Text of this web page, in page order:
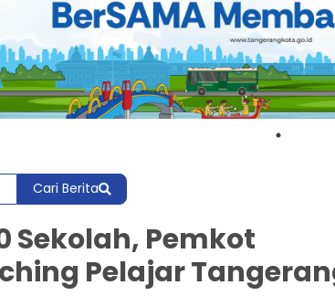
Cari Berita
Sekolah, Pemkot
Pelajar